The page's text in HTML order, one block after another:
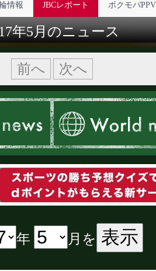
情報 JBCレポート ボクモバPPV
年5月のニュース
前へ 次へ
年 月を 表示